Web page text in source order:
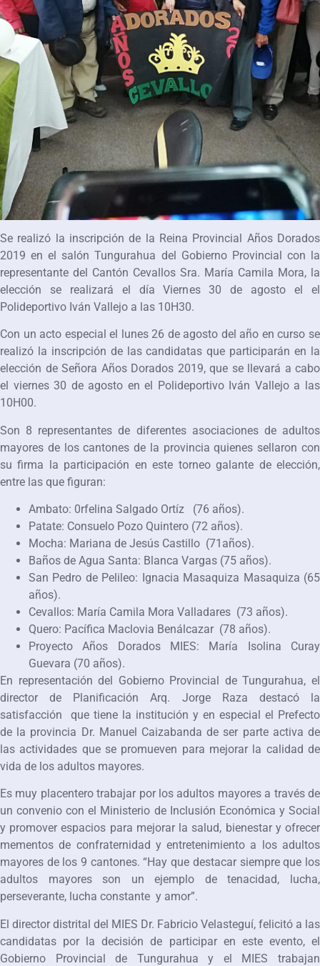
Se realizó la inscripción de la Reina Provincial Años Dorados
2019 en el salón Tungurahua del Gobierno Provincial con la
representante del Cantón Cevallos Sra. María Camila Mora, la
elección se realizará el día Viernes 30 de agosto el el
Polideportivo Iván Vallejo a las 10H30.
Con un acto especial el lunes 26 de agosto del año en curso se
realizó la inscripción de las candidatas que participarán en la
elección de Señora Años Dorados 2019, que se llevará a cabo
el viernes 30 de agosto en el Polideportivo Iván Vallejo a las
10H00.
Son 8 representantes de diferentes asociaciones de adultos
mayores de los cantones de la provincia quienes sellaron con
su firma la participación en este torneo galante de elección,
entre las que figuran:
Ambato: 0rfelina Salgado Ortíz (76 años).
Patate: Consuelo Pozo Quintero (72 años).
Mocha: Mariana de Jesús Castillo (71años).
Baños de Agua Santa: Blanca Vargas (75 años).
San Pedro de Pelileo: Ignacia Masaquiza Masaquiza (65
años).
Cevallos: María Camila Mora Valladares (73 años).
Quero: Pacífica Maclovia Benálcazar (78 años).
Proyecto Años Dorados MIES: María Isolina Curay
Guevara (70 años).
En representación del Gobierno Provincial de Tungurahua, el
director de Planificación Arq. Jorge Raza destacó la
satisfacción que tiene la institución y en especial el Prefecto
de la provincia Dr. Manuel Caizabanda de ser parte activa de
las actividades que se promueven para mejorar la calidad de
vida de los adultos mayores.
Es muy placentero trabajar por los adultos mayores a través de
un convenio con el Ministerio de Inclusión Económica y Social
y promover espacios para mejorar la salud, bienestar y ofrecer
mementos de confraternidad y entretenimiento a los adultos
mayores de los 9 cantones. “Hay que destacar siempre que los
adultos mayores son un ejemplo de tenacidad, lucha,
perseverante, lucha constante y amor”.
El director distrital del MIES Dr. Fabricio Velasteguí, felicitó a las
candidatas por la decisión de participar en este evento, el
Gobierno Provincial de Tungurahua y el MIES trabajan